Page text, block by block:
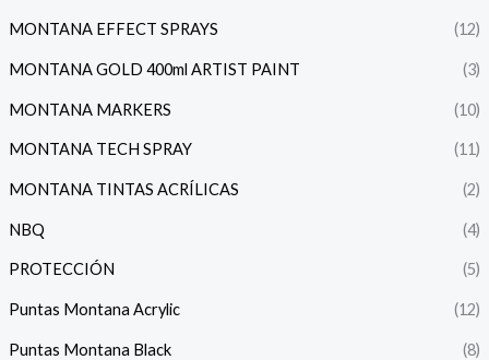
MONTANA EFFECT SPRAYS (12)
MONTANA GOLD 400ml ARTIST PAINT (3)
MONTANA MARKERS (10)
MONTANA TECH SPRAY (11)
MONTANA TINTAS ACRÍLICAS (2)
NBQ (4)
PROTECCIÓN (5)
Puntas Montana Acrylic (12)
Puntas Montana Black (8)